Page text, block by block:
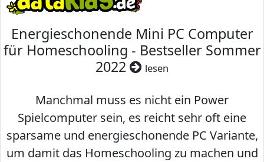
Energieschonende Mini PC Computer
für Homeschooling - Bestseller Sommer
2022
lesen
Manchmal muss es nicht ein Power
Spielcomputer sein, es reicht sehr oft eine
sparsame und energieschonende PC Variante,
um damit das Homeschooling zu machen und